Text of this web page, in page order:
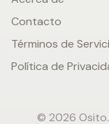
Contacto
Términos de
Política de
© 2026